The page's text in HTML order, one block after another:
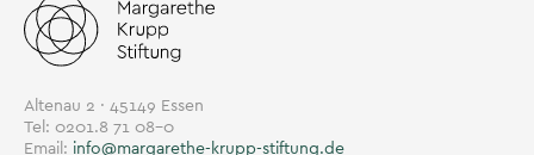
Altenau 2 · 45149 Essen
Tel: 0201.8 71 08-0
Email: info@margarethe-krupp-stiftung.de